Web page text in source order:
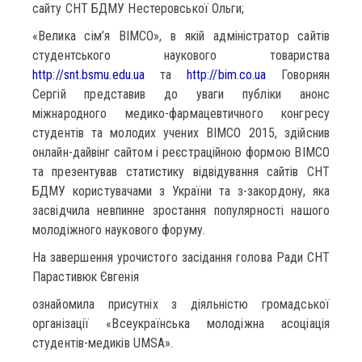
сайту СНТ БДМУ Нестеровської Ольги;
«Велика сім’я BIMCO», в якій адміністратор сайтів
студентського наукового товариства
http://snt.bsmu.edu.ua та http://bim.co.ua Говорнян
Сергій представив до уваги публіки анонс
міжнародного медико-фармацевтичного конгресу
студентів та молодих учених BIMCO 2015, здійснив
онлайн-дайвінг сайтом і реєстраційною формою BIMCO
та презентував статистику відвідування сайтів СНТ
БДМУ користувачами з України та з-закордону, яка
засвідчила невпинне зростання популярності нашого
молодіжного наукового форуму.
На завершення урочистого засідання голова Ради СНТ
Парастивюк Євгенія
ознайомила присутніх з діяльністю громадської
організації «Всеукраїнська молодіжна асоціація
студентів-медиків UMSA».